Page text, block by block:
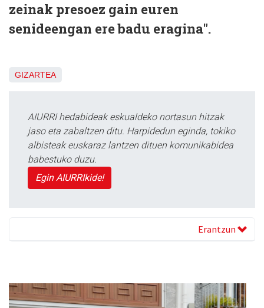
zeinak presoez gain euren
senideengan ere badu eragina".
GIZARTEA
AIURRI hedabideak eskualdeko nortasun hitzak
jaso eta zabaltzen ditu. Harpidedun eginda, tokiko
albisteak euskaraz lantzen dituen komunikabidea
babestuko duzu.
Egin AIURRIkide!
Erantzun